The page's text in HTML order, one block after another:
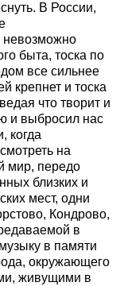
В России,
невозможно
быта, тоска по
все сильнее
крепнет и тоска
что творит и
и выбросил нас
когда
на
мир, передо
близких и
мест, одни
Кондрово,
в
в памяти
окружающего
живущими в